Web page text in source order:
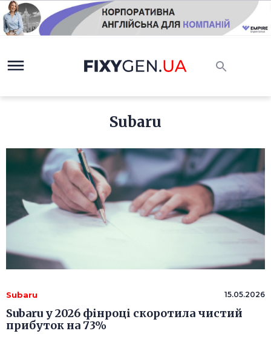
Subaru
Subaru 15.05.2026
Subaru у 2026 фінроці скоротила чистий
прибуток на 73%